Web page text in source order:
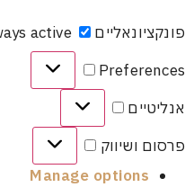
Always active
ושיווק
Manage options